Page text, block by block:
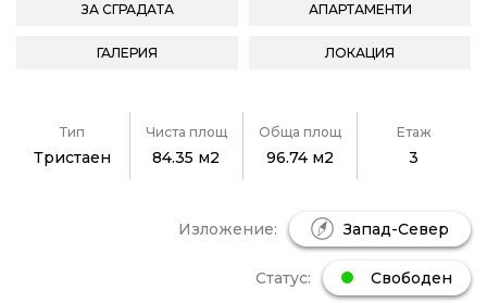
ЗА СГРАДАТА АПАРТАМЕНТИ
ГАЛЕРИЯ ЛОКАЦИЯ
Тип
Тристаен
Чиста площ
84.35 м2
Обща площ
96.74 м2
Етаж
3
Изложение: Запад-Север
Статус: Свободен